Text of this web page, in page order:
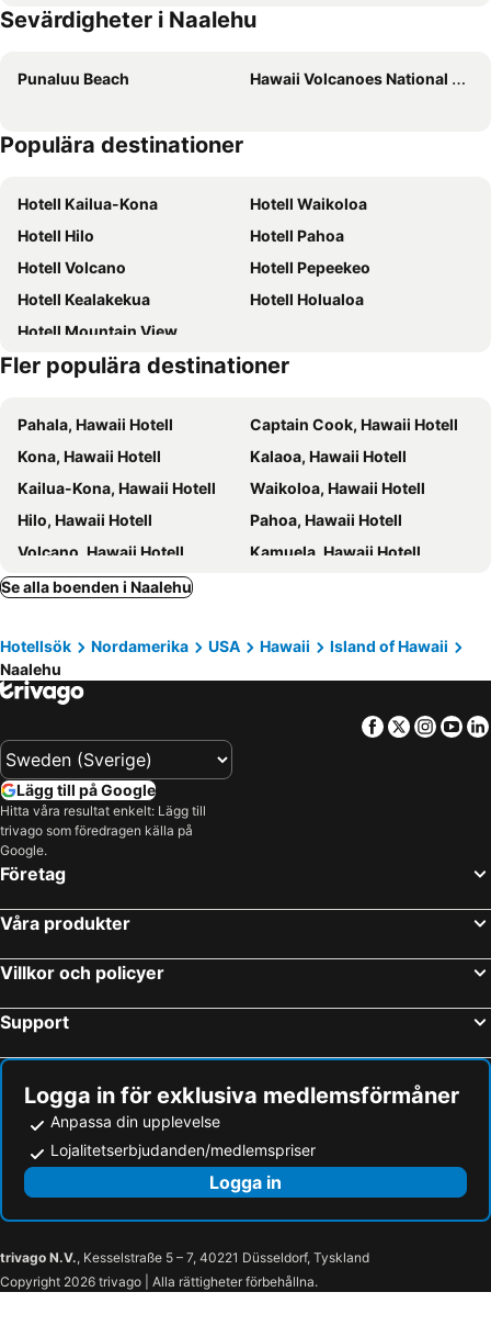
Sevärdigheter i Naalehu
Punaluu Beach Hawaii Volcanoes National Park
Populära destinationer
Hotell Kailua-Kona
Hotell Waikoloa
Hotell Hilo
Hotell Pahoa
Hotell Volcano
Hotell Pepeekeo
Hotell Kealakekua
Hotell Holualoa
Hotell Mountain View
Fler populära destinationer
Pahala, Hawaii Hotell
Captain Cook, Hawaii Hotell
Kona, Hawaii Hotell
Kalaoa, Hawaii Hotell
Kailua-Kona, Hawaii Hotell
Waikoloa, Hawaii Hotell
Hilo, Hawaii Hotell
Pahoa, Hawaii Hotell
Volcano, Hawaii Hotell
Kamuela, Hawaii Hotell
Pepeekeo, Hawaii Hotell
Miami Beach, Florida Hotell
Las Vegas, Nevada Hotell
Orlando, Florida Hotell
Miami, Florida Hotell
Los Angeles, Kalifornien Hotell
Fort Lauderdale, Florida Hotell
Honolulu, Hawaii Hotell
Se alla boenden i Naalehu
Hotellsök Nordamerika USA Hawaii
Island of Hawaii
Naalehu
Facebook
Twitter
Lägg till på Google
Hitta våra resultat enkelt: Lägg till
trivago som föredragen källa på
Google.
Företag
Våra produkter
Villkor och policyer
Support
Logga in för exklusiva medlemsförmåner
Anpassa din upplevelse
Lojalitetserbjudanden/medlemspriser
Logga in
trivago N.V., Kesselstraße 5 – 7, 40221 Düsseldorf, Tyskland
Copyright 2026 trivago | Alla rättigheter förbehållna.